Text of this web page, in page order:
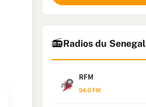
📻Radios du Senegal
RFM
94.0 FM